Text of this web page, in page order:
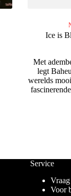
Ice is
Met
legt
werelds
Service
Voor